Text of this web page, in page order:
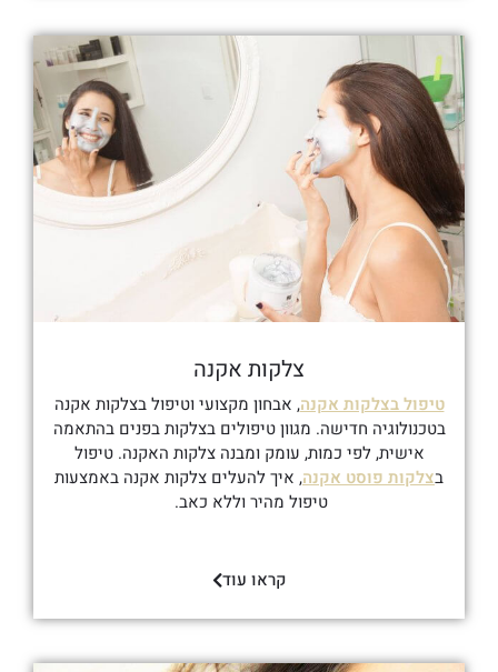
צלקות אקנה
טיפול בצלקות אקנה, אבחון מקצועי וטיפול בצלקות אקנה
בטכנולוגיה חדישה. מגוון טיפולים בצלקות בפנים בהתאמה
אישית, לפי כמות, עומק ומבנה צלקות האקנה. טיפול
בצלקות פוסט אקנה, איך להעלים צלקות אקנה באמצעות
טיפול מהיר וללא כאב.
קראו עוד